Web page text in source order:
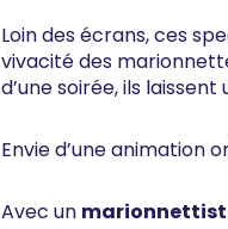
Loin des écrans, ces
vivacité des
d’une soirée, ils
Envie d’une animation
Avec un